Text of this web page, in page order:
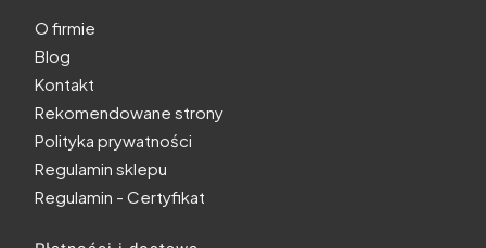
O firmie
Blog
Kontakt
Rekomendowane strony
Polityka prywatności
Regulamin sklepu
Regulamin - Certyfikat